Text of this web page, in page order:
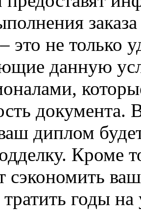
это не только
данную
документа.
диплом
Кроме
сэкономить
годы